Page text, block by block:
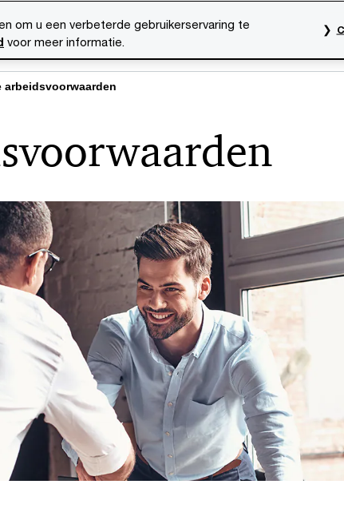
Evenementen
arbeidsvoorwaarden
om u een verbeterde gebruikerservaring te
voor meer informatie.